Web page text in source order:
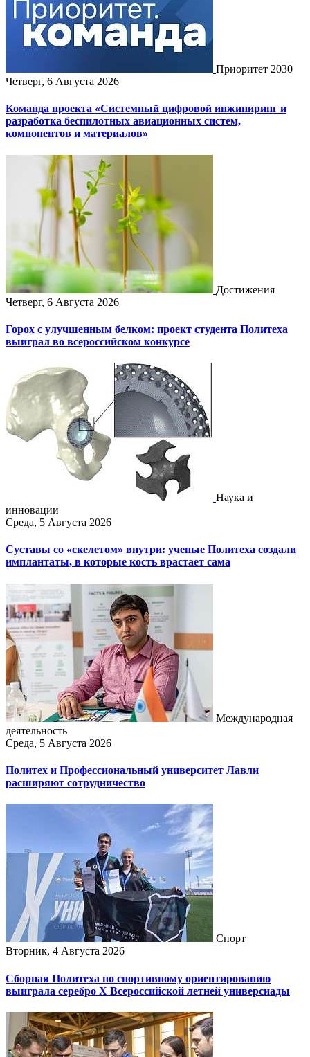
Приоритет 2030
Четверг, 6 Августа 2026
Команда проекта «Системный цифровой инжиниринг и
разработка беспилотных авиационных систем,
компонентов и материалов»
Достижения
Четверг, 6 Августа 2026
Горох с улучшенным белком: проект студента Политеха
выиграл во всероссийском конкурсе
Наука и
инновации
Среда, 5 Августа 2026
Суставы со «скелетом» внутри: ученые Политеха создали
имплантаты, в которые кость врастает сама
Международная
деятельность
Среда, 5 Августа 2026
Политех и Профессиональный университет Лавли
расширяют сотрудничество
Спорт
Вторник, 4 Августа 2026
Сборная Политеха по спортивному ориентированию
выиграла серебро X Всероссийской летней универсиады